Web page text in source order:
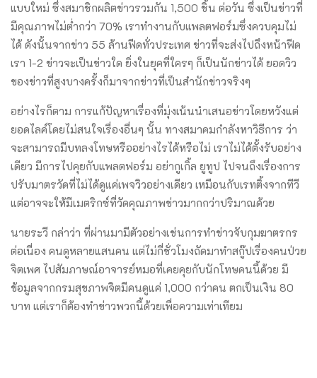
แบบใหม่ ซึ่งสมาชิกผลิตข่าวรวมกัน 1,500 ชิ้น ต่อวัน ซึ่งเป็นข่าวที่
มีคุณภาพไม่ต่ำกว่า 70% เราทำงานกับแพลตฟอร์มซึ่งควบคุมไม่
ได้ ดังนั้น​จากข่าว 55 ล้านฟีดทั่วประเทศ ข่าวที่จะส่งไปถึงหน้าฟีด
เรา 1-2 ข่าวจะเป็นข่าวใด ยิ่งในยุคที่ใครๆ ก็เป็นนักข่าวได้ ยอดวิว
ของข่าวที่สูงบางครั้งก็มาจากข่าวที่เป็นสำนักข่าวจริงๆ
อย่างไรก็ตาม การแก้ปัญหาเรื่องที่มุ่งเน้นนำเสนอข่าวโดยหวังแต่
ยอดไลค์โดยไม่สนใจเรื่องอื่นๆ นั้น ​ทางสมาคมกำลังหาวิธีการ ว่า
จะสามารถมีบทลงโทษหรืออย่างไรได้หรือไม่ เราไม่ได้ตั้งรับอย่าง
เดียว มีการไปคุยกับแพลตฟอร์ม อย่ากูเกิ้ล ยูทูป ไปจนถึงเรื่องการ
ปรับ​มาตรวัดที่ไม่ได้ดูแค่เพจวิวอย่างเดียว เหมือนกับเรทติ้งจากทีวี
แต่อาจจะให้มีเมตริกซ์ที่วัดคุณภาพข่าวมากกว่าปริมาณด้วย
นายระวี กล่าว่า ที่ผ่านมามีตัวอย่างเช่นการทำข่าวจับกุมฆาตรกร
ต่อเนื่อง คนดูหลายแสนคน แต่ไม่กี่ชั่วโมงถัดมาทำสกู๊ปเรื่องคนป่วย
จิตเพศ ไปสัมภาษณ์อาจารย์หมอที่เคยคุยกับนักโทษคนนี้ด้วย มี
ข้อมูลจากกรมสุขภาพจิตมีคนดูแค่ 1,000 กว่าคน ตกเป็นเงิน 80
บาท แต่เราก็ต้องทำข่าวพวกนี้ด้วยเพื่อความเท่าเทียม